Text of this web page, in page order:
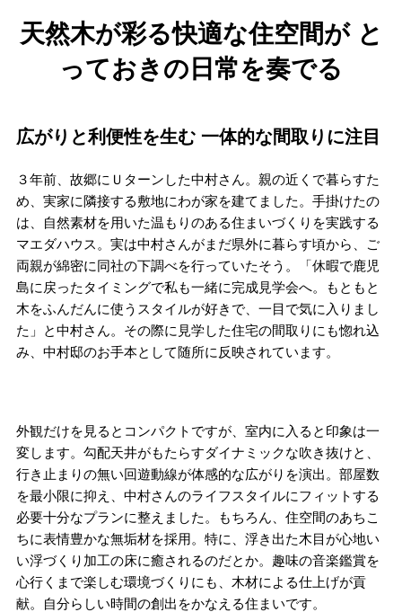
天然木が彩る快適な住空間が と
っておきの日常を奏でる
広がりと利便性を生む 一体的な間取りに注目
３年前、故郷にＵターンした中村さん。親の近くで暮らすた
め、実家に隣接する敷地にわが家を建てました。手掛けたの
は、自然素材を用いた温もりのある住まいづくりを実践する
マエダハウス。実は中村さんがまだ県外に暮らす頃から、ご
両親が綿密に同社の下調べを行っていたそう。「休暇で鹿児
島に戻ったタイミングで私も一緒に完成見学会へ。もともと
木をふんだんに使うスタイルが好きで、一目で気に入りまし
た」と中村さん。その際に見学した住宅の間取りにも惚れ込
み、中村邸のお手本として随所に反映されています。
外観だけを見るとコンパクトですが、室内に入ると印象は一
変します。勾配天井がもたらすダイナミックな吹き抜けと、
行き止まりの無い回遊動線が体感的な広がりを演出。部屋数
を最小限に抑え、中村さんのライフスタイルにフィットする
必要十分なプランに整えました。もちろん、住空間のあちこ
ちに表情豊かな無垢材を採用。特に、浮き出た木目が心地い
い浮づくり加工の床に癒されるのだとか。趣味の音楽鑑賞を
心行くまで楽しむ環境づくりにも、木材による仕上げが貢
献。自分らしい時間の創出をかなえる住まいです。